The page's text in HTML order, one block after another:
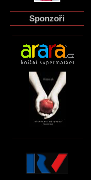
Sponzoři